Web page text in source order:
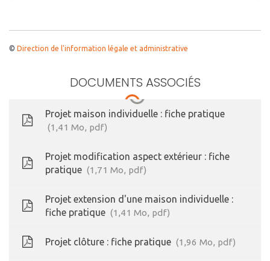
© Direction de l'information légale et administrative
DOCUMENTS ASSOCIÉS
Projet maison individuelle : fiche pratique
1,41 Mo, pdf
Projet modification aspect extérieur : fiche
pratique
1,71 Mo, pdf
Projet extension d'une maison individuelle :
fiche pratique
1,41 Mo, pdf
Projet clôture : fiche pratique 1,96 Mo, pdf